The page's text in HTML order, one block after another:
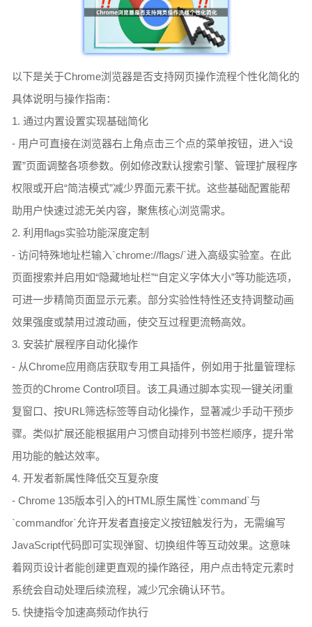
以下是关于Chrome浏览器是否支持网页操作流程个性化简化的
具体说明与操作指南：
1. 通过内置设置实现基础简化
- 用户可直接在浏览器右上角点击三个点的菜单按钮，进入“设
置”页面调整各项参数。例如修改默认搜索引擎、管理扩展程序
权限或开启“简洁模式”减少界面元素干扰。这些基础配置能帮
助用户快速过滤无关内容，聚焦核心浏览需求。
2. 利用flags实验功能深度定制
- 访问特殊地址栏输入`chrome://flags/`进入高级实验室。在此
页面搜索并启用如“隐藏地址栏”“自定义字体大小”等功能选项，
可进一步精简页面显示元素。部分实验性特性还支持调整动画
效果强度或禁用过渡动画，使交互过程更流畅高效。
3. 安装扩展程序自动化操作
- 从Chrome应用商店获取专用工具插件，例如用于批量管理标
签页的Chrome Control项目。该工具通过脚本实现一键关闭重
复窗口、按URL筛选标签等自动化操作，显著减少手动干预步
骤。类似扩展还能根据用户习惯自动排列书签栏顺序，提升常
用功能的触达效率。
4. 开发者新属性降低交互复杂度
- Chrome 135版本引入的HTML原生属性`command`与
`commandfor`允许开发者直接定义按钮触发行为，无需编写
JavaScript代码即可实现弹窗、切换组件等互动效果。这意味
着网页设计者能创建更直观的操作路径，用户点击特定元素时
系统会自动处理后续流程，减少冗余确认环节。
5. 快捷指令加速高频动作执行